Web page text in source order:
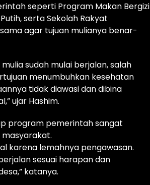
seperti Program Makan Bergizi
serta Sekolah Rakyat
agar tujuan mulianya benar-
sudah mulai berjalan, salah
menumbuhkan kesehatan
tidak diawasi dan dibina
ujar Hashim.
program pemerintah sangat
karena lemahnya pengawasan.
sesuai harapan dan
katanya.